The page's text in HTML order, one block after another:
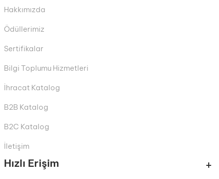
Hakkımızda
Ödüllerimiz
Sertifikalar
Bilgi Toplumu Hizmetleri
İhracat Katalog
B2B Katalog
B2C Katalog
İletişim
Hızlı Erişim